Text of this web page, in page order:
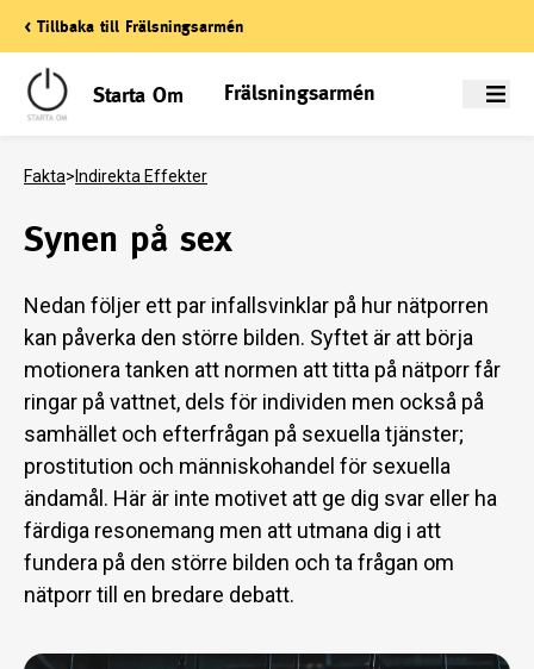
< Tillbaka till Frälsningsarmén
Starta Om Frälsningsarmén Meny
Fakta> Indirekta Effekter
Synen på sex
Nedan följer ett par infallsvinklar på hur nätporren
kan påverka den större bilden. Syftet är att börja
motionera tanken att normen att titta på nätporr får
ringar på vattnet, dels för individen men också på
samhället och efterfrågan på sexuella tjänster;
prostitution och människohandel för sexuella
ändamål. Här är inte motivet att ge dig svar eller ha
färdiga resonemang men att utmana dig i att
fundera på den större bilden och ta frågan om
nätporr till en bredare debatt.